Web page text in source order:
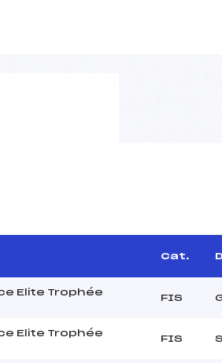
Cat.
Elite Trophée
FIS
Elite Trophée
FIS